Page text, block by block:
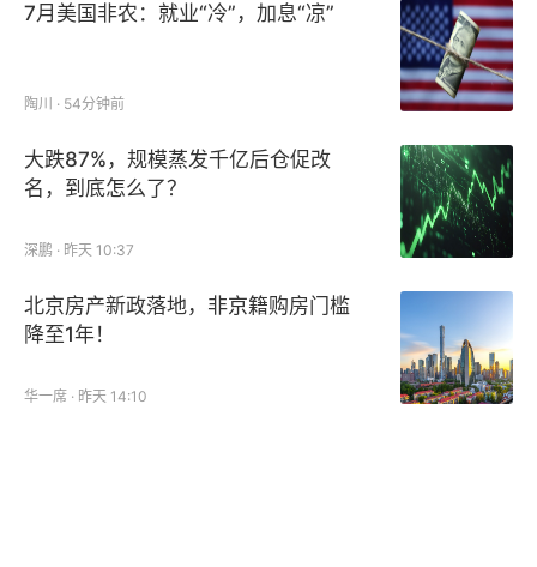
7月美国非农：就业“冷”，加息“凉”
陶川 · 54分钟前
大跌87%，规模蒸发千亿后仓促改
名，到底怎么了？
深鹏 · 昨天 10:37
北京房产新政落地，非京籍购房门槛
降至1年！
华一席 · 昨天 14:10